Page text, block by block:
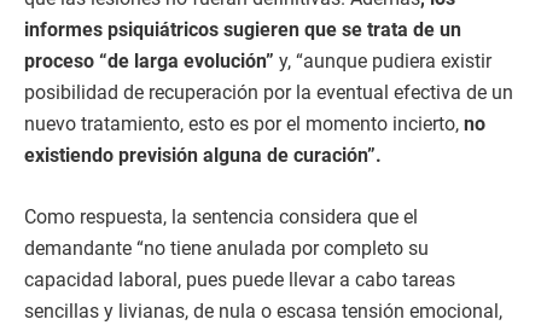
informes psiquiátricos sugieren que se trata de un
proceso “de larga evolución” y, “aunque pudiera existir
posibilidad de recuperación por la eventual efectiva de un
nuevo tratamiento, esto es por el momento incierto, no
existiendo previsión alguna de curación”.
Como respuesta, la sentencia considera que el
demandante “no tiene anulada por completo su
capacidad laboral, pues puede llevar a cabo tareas
sencillas y livianas, de nula o escasa tensión emocional,